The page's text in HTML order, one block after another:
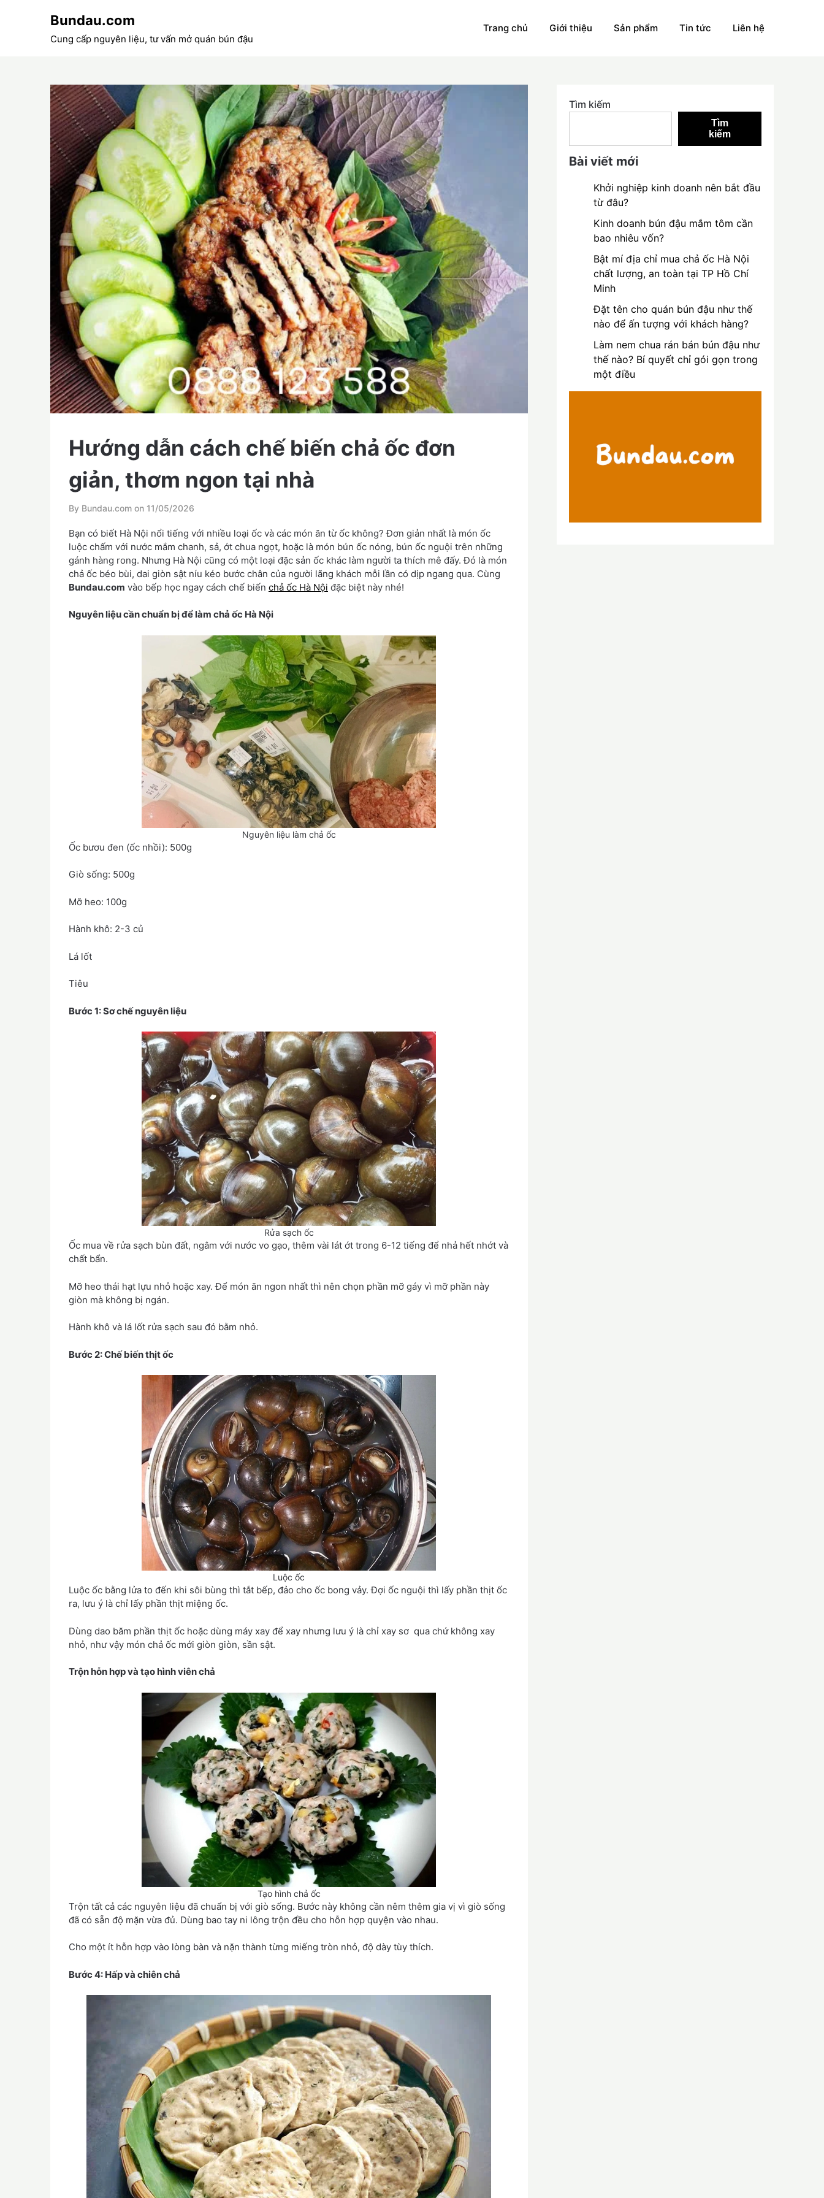
Bundau.com
Cung cấp nguyên liệu, tư vấn mở quán bún đậu
Trang chủ Giới thiệu Sản phẩm Tin tức Liên hệ
Hướng dẫn cách chế biến chả ốc đơn
giản, thơm ngon tại nhà
By Bundau.com on 11/05/2026
Bạn có biết Hà Nội nổi tiếng với nhiều loại ốc và các món ăn từ ốc không? Đơn giản nhất là món ốc
luộc chấm với nước mắm chanh, sả, ớt chua ngọt, hoặc là món bún ốc nóng, bún ốc nguội trên những
gánh hàng rong. Nhưng Hà Nội cũng có một loại đặc sản ốc khác làm người ta thích mê đấy. Đó là món
chả ốc béo bùi, dai giòn sật níu kéo bước chân của người lãng khách mỗi lần có dịp ngang qua. Cùng
Bundau.com vào bếp học ngay cách chế biến chả ốc Hà Nội đặc biệt này nhé!
Nguyên liệu cần chuẩn bị để làm chả ốc Hà Nội
Nguyên liệu làm chả ốc
Ốc bươu đen (ốc nhồi): 500g
Giò sống: 500g
Mỡ heo: 100g
Hành khô: 2-3 củ
Lá lốt
Tiêu
Bước 1: Sơ chế nguyên liệu
Rửa sạch ốc
Ốc mua về rửa sạch bùn đất, ngâm với nước vo gạo, thêm vài lát ớt trong 6-12 tiếng để nhả hết nhớt và
chất bẩn.
Mỡ heo thái hạt lựu nhỏ hoặc xay. Để món ăn ngon nhất thì nên chọn phần mỡ gáy vì mỡ phần này
giòn mà không bị ngán.
Hành khô và lá lốt rửa sạch sau đó bằm nhỏ.
Bước 2: Chế biến thịt ốc
Luộc ốc
Luộc ốc bằng lửa to đến khi sôi bùng thì tắt bếp, đảo cho ốc bong vảy. Đợi ốc nguội thì lấy phần thịt ốc
ra, lưu ý là chỉ lấy phần thịt miệng ốc.
Dùng dao băm phần thịt ốc hoặc dùng máy xay để xay nhưng lưu ý là chỉ xay sơ qua chứ không xay
nhỏ, như vậy món chả ốc mới giòn giòn, sần sật.
Trộn hỗn hợp và tạo hình viên chả
Tạo hình chả ốc
Trộn tất cả các nguyên liệu đã chuẩn bị với giò sống. Bước này không cần nêm thêm gia vị vì giò sống
đã có sẵn độ mặn vừa đủ. Dùng bao tay ni lông trộn đều cho hỗn hợp quyện vào nhau.
Cho một ít hỗn hợp vào lòng bàn và nặn thành từng miếng tròn nhỏ, độ dày tùy thích.
Bước 4: Hấp và chiên chả
Tìm kiếm
Tìm
kiếm
Bài viết mới
Khởi nghiệp kinh doanh nên bắt đầu
từ đâu?
Kinh doanh bún đậu mắm tôm cần
bao nhiêu vốn?
Bật mí địa chỉ mua chả ốc Hà Nội
chất lượng, an toàn tại TP Hồ Chí
Minh
Đặt tên cho quán bún đậu như thế
nào để ấn tượng với khách hàng?
Làm nem chua rán bán bún đậu như
thế nào? Bí quyết chỉ gói gọn trong
một điều